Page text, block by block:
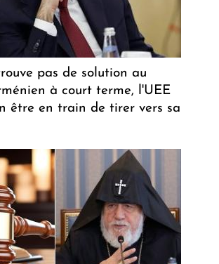
pas de solution au
à court terme, l'UEE
être en train de tirer vers sa